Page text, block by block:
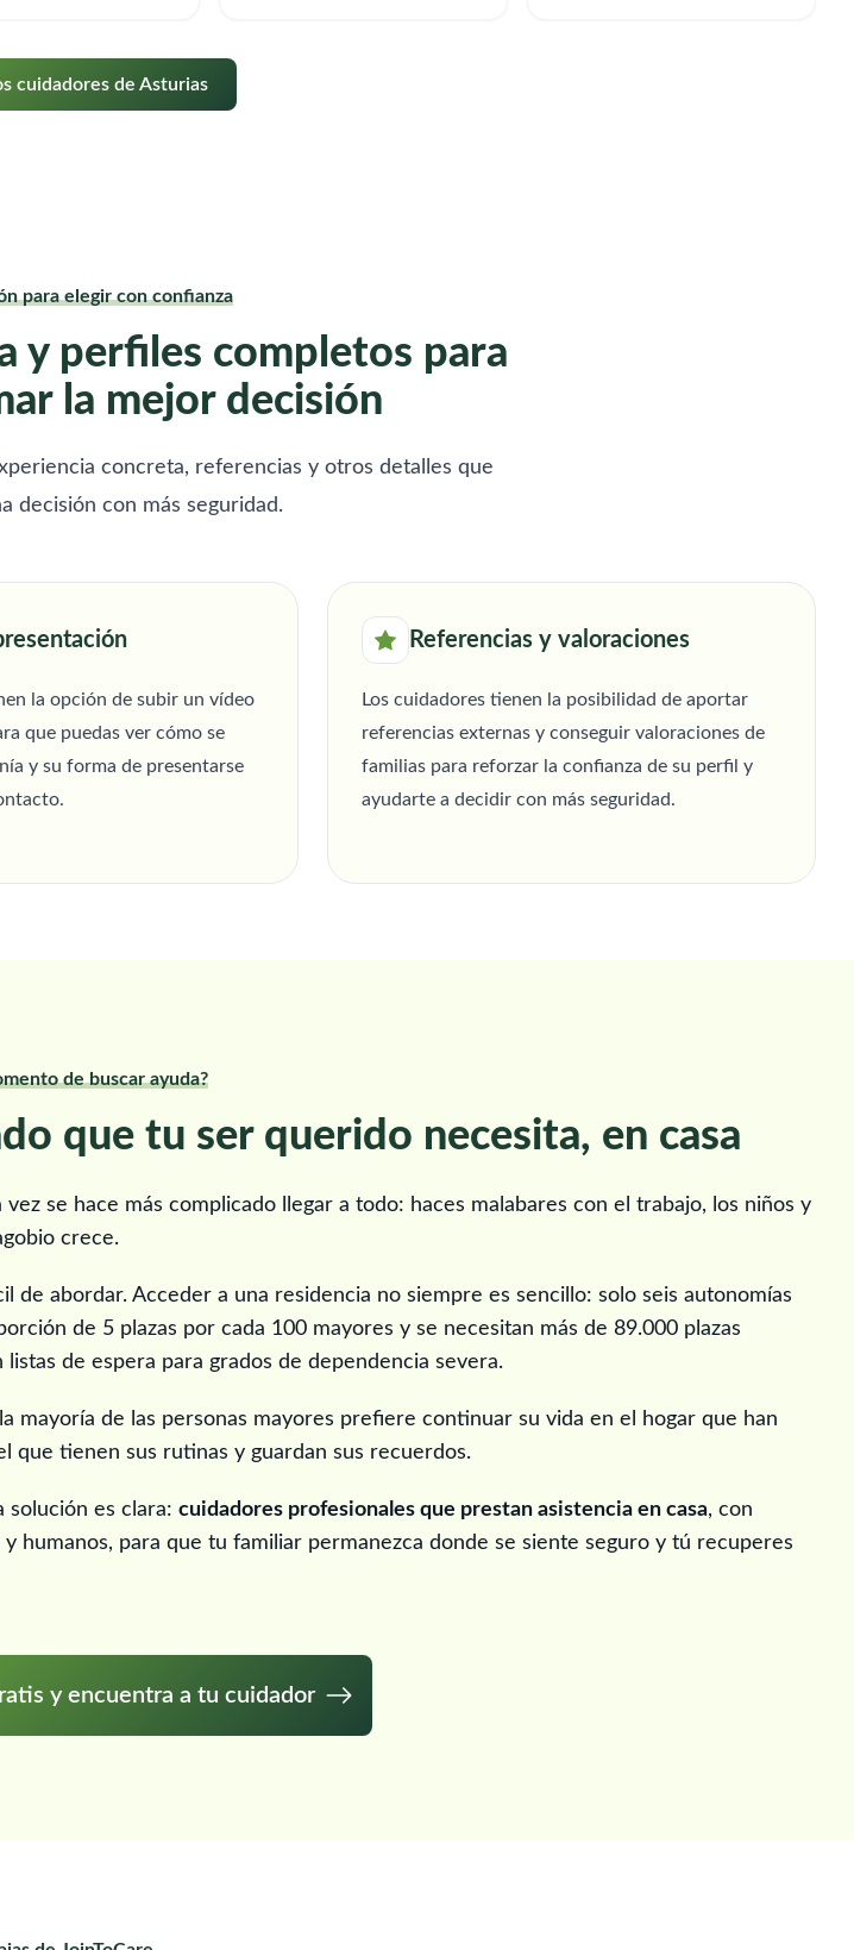
cuidadores de Asturias
para elegir con confianza
y perfiles completos para
la mejor decisión
concreta, referencias y otros detalles que
decisión con más seguridad.
la opción de subir un vídeo
que puedas ver cómo se
y su forma de presentarse
Referencias y valoraciones
Los cuidadores tienen la posibilidad de aportar
referencias externas y conseguir valoraciones de
familias para reforzar la confianza de su perfil y
ayudarte a decidir con más seguridad.
de buscar ayuda?
que tu ser querido necesita, en casa
vez se hace más complicado llegar a todo: haces malabares con el trabajo, los niños y
crece.
de abordar. Acceder a una residencia no siempre es sencillo: solo seis autonomías
de 5 plazas por cada 100 mayores y se necesitan más de 89.000 plazas
listas de espera para grados de dependencia severa.
mayoría de las personas mayores prefiere continuar su vida en el hogar que han
que tienen sus rutinas y guardan sus recuerdos.
solución es clara: cuidadores profesionales que prestan asistencia en casa, con
humanos, para que tu familiar permanezca donde se siente seguro y tú recuperes
y encuentra a tu cuidador